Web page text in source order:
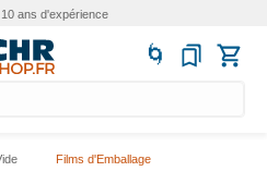
ans d'expérience
Films d'Emballage